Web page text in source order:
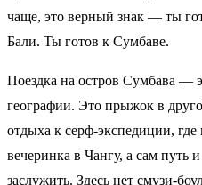
чаще, это верный знак — ты
Бали. Ты готов к Сумбаве.
Поездка на остров Сумбава —
географии. Это прыжок в
отдыха к серф-экспедиции,
вечеринка в Чангу, а сам путь
заслужить. Здесь нет смузи-